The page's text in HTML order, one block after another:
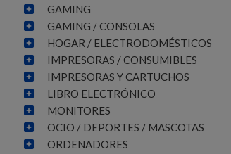
GAMING
GAMING / CONSOLAS
HOGAR / ELECTRODOMÉSTICOS
IMPRESORAS / CONSUMIBLES
IMPRESORAS Y CARTUCHOS
LIBRO ELECTRÓNICO
MONITORES
OCIO / DEPORTES / MASCOTAS
ORDENADORES